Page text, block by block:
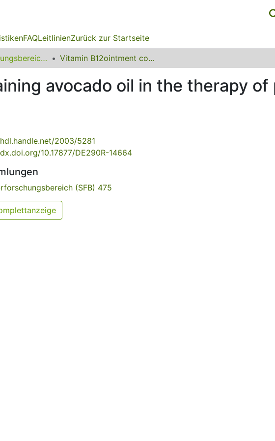
FAQLeitlinienZurück zur Startseite
Sonderforschungsbereich (SFB) 475 Vitamin B12ointment containing avocado oil in the therapy of plaque psoriasis
avocado oil in the therapy of
2003/5281
10.17877/DE290R-14664
(SFB) 475